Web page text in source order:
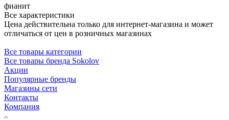
фианит
Все характеристики
Цена действительна только для интернет-магазина и может
отличаться от цен в розничных магазинах
Все товары категории
Все товары бренда Sokolov
Акции
Популярные бренды
Магазины сети
Контакты
Компания